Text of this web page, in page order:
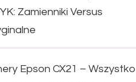
Zamienniki Versus
Epson CX21 – Wszystko